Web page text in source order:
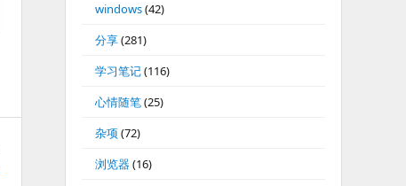
windows(42)
分享(281)
学习笔记(116)
心情随笔(25)
杂项 (72)
浏览器(16)